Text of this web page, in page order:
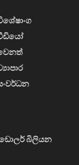
ඩොලර් බිලියන